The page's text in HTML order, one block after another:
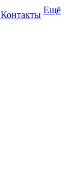
Контакты Ещё